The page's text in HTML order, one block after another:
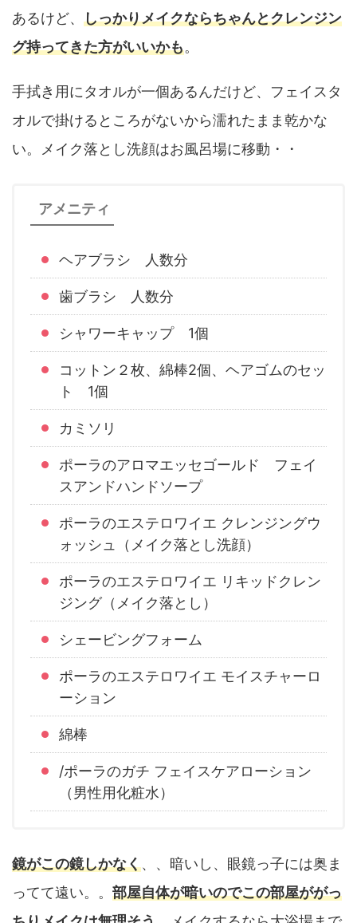
あるけど、 しっかりメイクならちゃんとクレンジン
グ持ってきた方がいいかも。
手拭き用にタオルが一個あるんだけど、フェイスタ
オルで掛けるところがないから濡れたまま乾かな
い。メイク落とし洗顔はお風呂場に移動・・
アメニティ
ヘアブラシ 人数分
歯ブラシ 人数分
シャワーキャップ 1個
コットン２枚、綿棒2個、ヘアゴムのセッ
ト 1個
カミソリ
ポーラのアロマエッセゴールド フェイ
スアンドハンドソープ
ポーラのエステロワイエ クレンジングウ
ォッシュ（メイク落とし洗顔）
ポーラのエステロワイエ リキッドクレン
ジング（メイク落とし）
シェービングフォーム
ポーラのエステロワイエ モイスチャーロ
ーション
綿棒
/ポーラのガチ フェイスケアローション
（男性用化粧水）
鏡がこの鏡しかなく、、暗いし、眼鏡っ子には奥ま
ってて遠い。。 部屋自体が暗いのでこの部屋ががっ